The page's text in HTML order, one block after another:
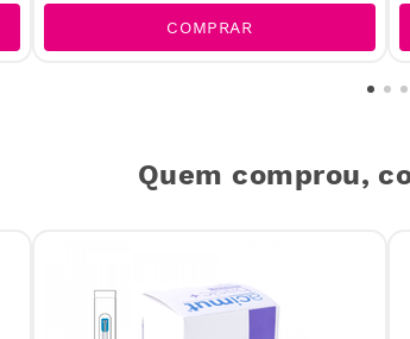
COMPRAR
Quem comprou,